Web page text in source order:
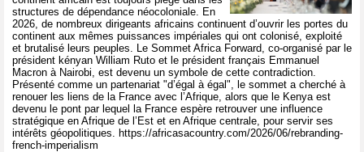
structures de dépendance néocoloniale. En
2026, de nombreux dirigeants africains continuent d’ouvrir les portes du
continent aux mêmes puissances impériales qui ont colonisé, exploité
et brutalisé leurs peuples. Le Sommet Africa Forward, co-organisé par le
président kényan William Ruto et le président français Emmanuel
Macron à Nairobi, est devenu un symbole de cette contradiction.
Présenté comme un partenariat "d’égal à égal", le sommet a cherché à
renouer les liens de la France avec l’Afrique, alors que le Kenya est
devenu le pont par lequel la France espère retrouver une influence
stratégique en Afrique de l’Est et en Afrique centrale, pour servir ses
intérêts géopolitiques. https://africasacountry.com/2026/06/rebranding-
french-imperialism